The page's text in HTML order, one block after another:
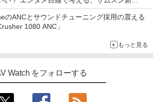
のANCとサウンドチューニング採用の震える
1080 ANC」
もっと見る
Watch をフォローする